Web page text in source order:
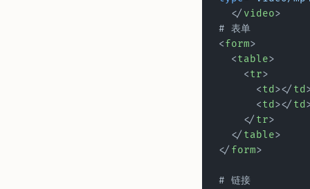
  </
video>
# 表单
<form>
  <
table>
    <
tr>
      <
td ></ td
      <
td ></ td
    </
tr>
  </
table>
</ form>
# 链接